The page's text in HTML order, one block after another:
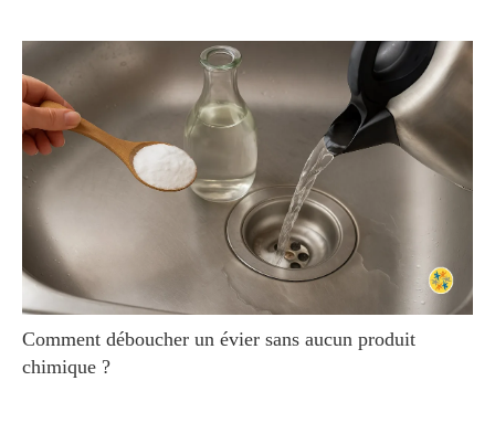
Comment déboucher un évier sans aucun produit
chimique ?